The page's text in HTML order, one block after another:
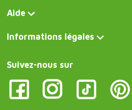
Aide
Informations légales
Suivez-nous sur